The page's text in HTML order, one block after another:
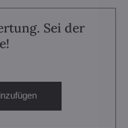
Sei der